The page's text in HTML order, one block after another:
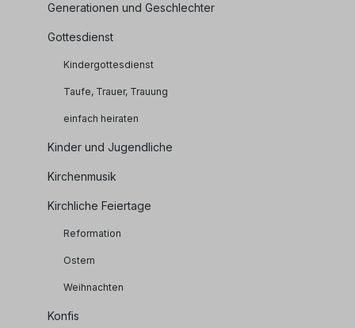
Generationen und Geschlechter
Gottesdienst
Kindergottesdienst
Taufe, Trauer, Trauung
einfach heiraten
Kinder und Jugendliche
Kirchenmusik
Kirchliche Feiertage
Reformation
Ostern
Weihnachten
Konfis